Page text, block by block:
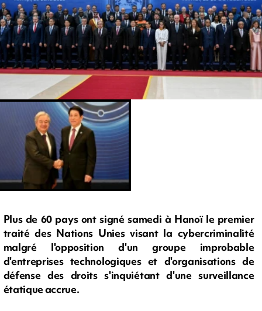
Plus de 60 pays ont signé samedi à Hanoï le premier
traité des Nations Unies visant la cybercriminalité
malgré l'opposition d'un groupe improbable
d'entreprises technologiques et d'organisations de
défense des droits s'inquiétant d'une surveillance
étatique accrue.